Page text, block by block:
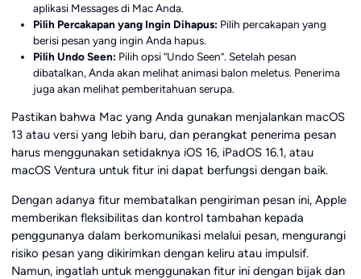
aplikasi Messages di Mac Anda.
Pilih Percakapan yang Ingin Dihapus: Pilih percakapan yang
berisi pesan yang ingin Anda hapus.
Pilih Undo Seen: Pilih opsi “Undo Seen”. Setelah pesan
dibatalkan, Anda akan melihat animasi balon meletus. Penerima
juga akan melihat pemberitahuan serupa.
Pastikan bahwa Mac yang Anda gunakan menjalankan macOS
13 atau versi yang lebih baru, dan perangkat penerima pesan
harus menggunakan setidaknya iOS 16, iPadOS 16.1, atau
macOS Ventura untuk fitur ini dapat berfungsi dengan baik.
Dengan adanya fitur membatalkan pengiriman pesan ini, Apple
memberikan fleksibilitas dan kontrol tambahan kepada
penggunanya dalam berkomunikasi melalui pesan, mengurangi
risiko pesan yang dikirimkan dengan keliru atau impulsif.
Namun, ingatlah untuk menggunakan fitur ini dengan bijak dan